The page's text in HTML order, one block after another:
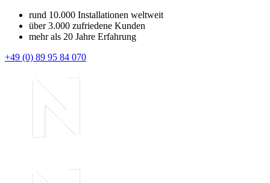
rund 10.000 Installationen weltweit
über 3.000 zufriedene Kunden
mehr als 20 Jahre Erfahrung
+49 (0) 89 95 84 070